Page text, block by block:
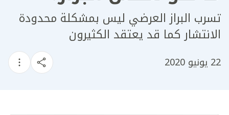
تسرب البراز العرضي ليس بمشكلة محدودة
الانتشار كما قد يعتقد الكثيرون
22 يونيو 2020